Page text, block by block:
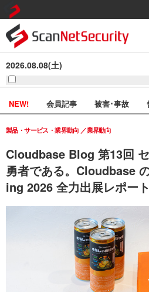
2026.08.08(土)
NEW! 会員記事 被害･事故
Cloudbase Blog 第13回
勇者である。Cloudbase
ing 2026 全力出展レポー
製品・サービス・業界動向 業界動向